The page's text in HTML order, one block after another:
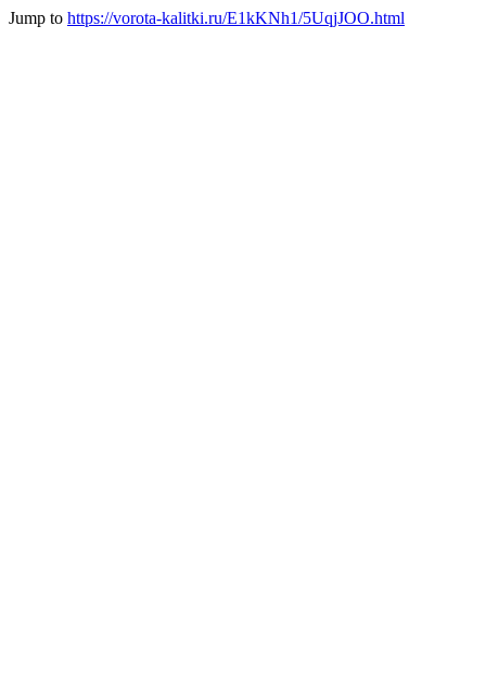
Jump to https://vorota-kalitki.ru/E1kKNh1/5UqjJOO.html